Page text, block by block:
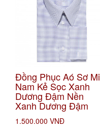
Đồng Phục Aó Sơ Mi
Nam Kẻ Sọc Xanh
Dương Đậm Nền
Xanh Dương Đậm
1.500.000 VNĐ